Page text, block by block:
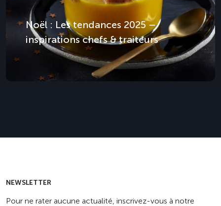
Noël : Les tendances 2025 –
inspirations chefs & traiteurs
NEWSLETTER
Pour ne rater aucune actualité, inscrivez-vous à notre